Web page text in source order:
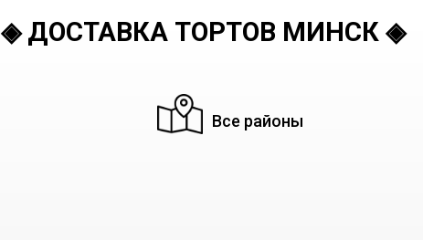
◈ ДОСТАВКА ТОРТОВ МИНСК ◈
Все районы